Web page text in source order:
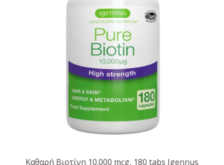
Καθαρή Βιοτίνη 10.000 mcg, 180 tabs Igennus